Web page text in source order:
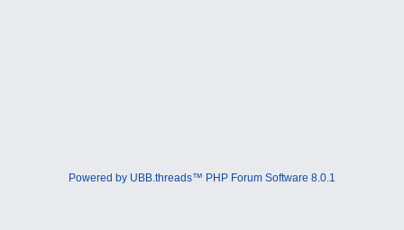
Powered by UBB.threads™ PHP Forum Software 8.0.1